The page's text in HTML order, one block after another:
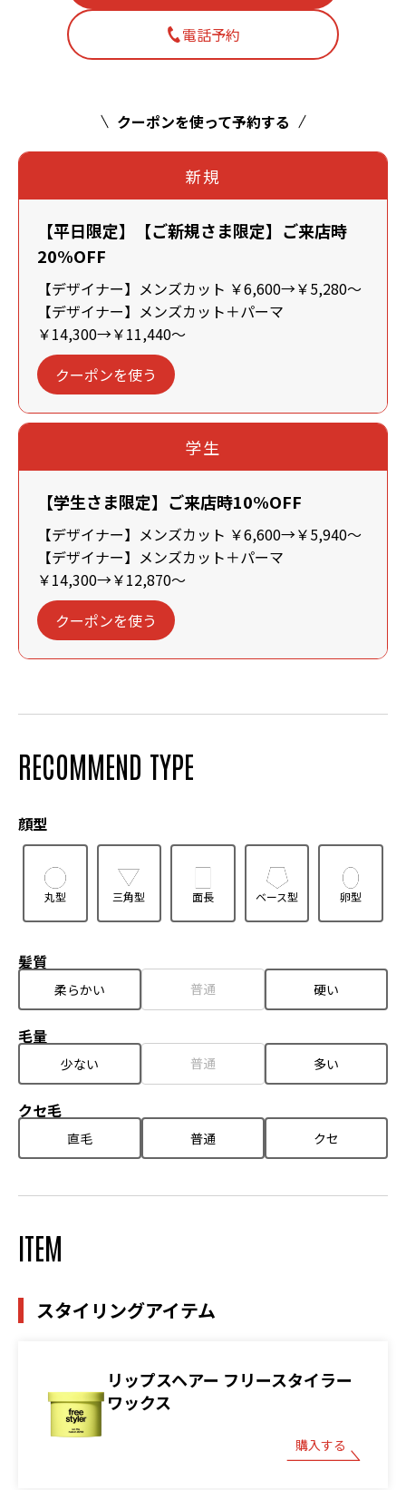
電話予約
クーポンを使って予約する
新規
【平日限定】【ご新規さま限定】ご来店時
20%OFF
【デザイナー】メンズカット ￥6,600→￥5,280～
【デザイナー】メンズカット＋パーマ
￥14,300→￥11,440～
クーポンを使う
学生
【学生さま限定】ご来店時10%OFF
【デザイナー】メンズカット ￥6,600→￥5,940～
【デザイナー】メンズカット＋パーマ
￥14,300→￥12,870～
クーポンを使う
RECOMMEND TYPE
顔型
丸型 三角型 面長 ベース型 卵型
髪質
柔らかい 普通 硬い
毛量
少ない 普通 多い
クセ毛
直毛 普通 クセ
ITEM
スタイリングアイテム
リップスヘアー フリースタイラー
ワックス
購入する